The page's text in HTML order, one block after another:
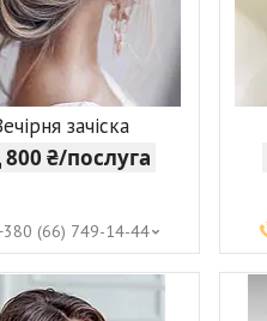
зачіска
800 ₴/послуга
(66) 749-14-44